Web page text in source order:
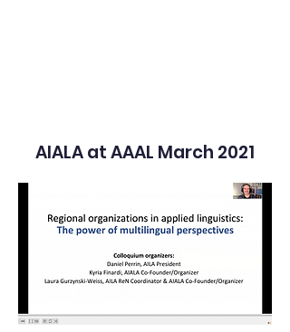
AIALA at AAAL March 2021